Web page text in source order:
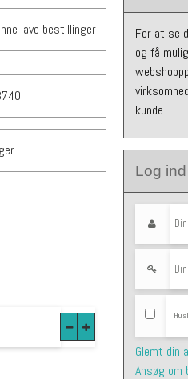
lave bestillinger
For at se
og få
kunde.
Log ind
Glemt din
Ansøg om